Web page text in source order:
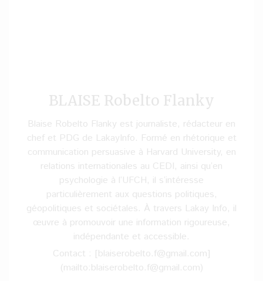
BLAISE Robelto Flanky
Blaise Robelto Flanky est journaliste, rédacteur en
chef et PDG de LakayInfo. Formé en rhétorique et
communication persuasive à Harvard University, en
relations internationales au CEDI, ainsi qu’en
psychologie à l’UFCH, il s’intéresse
particulièrement aux questions politiques,
géopolitiques et sociétales. À travers Lakay Info, il
œuvre à promouvoir une information rigoureuse,
indépendante et accessible.
Contact : [blaiserobelto.f@gmail.com]
(mailto:blaiserobelto.f@gmail.com)